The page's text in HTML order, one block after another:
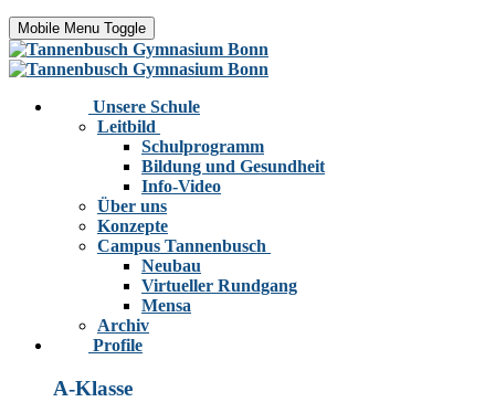
Mobile Menu Toggle
Unsere Schule
Leitbild
Schulprogramm
Bildung und Gesundheit
Info-Video
Über uns
Konzepte
Campus Tannenbusch
Neubau
Virtueller Rundgang
Mensa
Archiv
Profile
A-Klasse